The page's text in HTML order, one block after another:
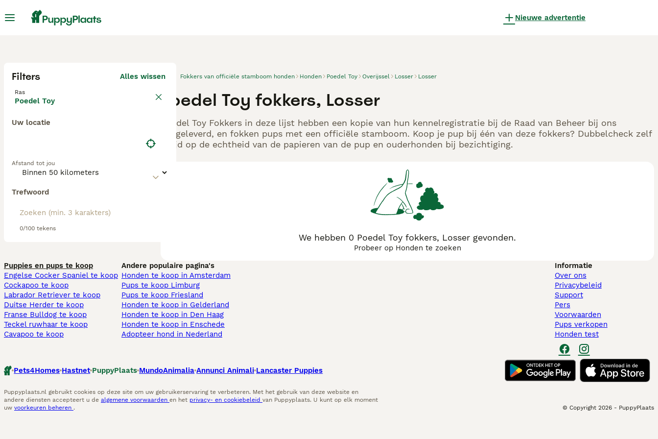
Nieuwe advertentie
Filters Alles wissen
Ras
Poedel Toy
Uw locatie
Afstand tot jou
Trefwoord
0/100 tekens
Fokkers van officiële stamboom honden Honden Poedel Toy Overijssel Losser Losser
Poedel Toy fokkers, Losser
Poedel Toy Fokkers in deze lijst hebben een kopie van hun kennelregistratie bij de Raad van Beheer bij ons
aangeleverd, en fokken pups met een officiële stamboom. Koop je pup bij één van deze fokkers? Dubbelcheck zelf
altijd op de echtheid van de papieren van de pup en ouderhonden bij bezichtiging.
We hebben 0 Poedel Toy fokkers, Losser gevonden.
Probeer op Honden te zoeken
Puppies en pups te koop
Engelse Cocker Spaniel te koop
Cockapoo te koop
Labrador Retriever te koop
Duitse Herder te koop
Franse Bulldog te koop
Teckel ruwhaar te koop
Cavapoo te koop
Andere populaire pagina's
Honden te koop in Amsterdam
Pups te koop Limburg​
Pups te koop Friesland​
Honden te koop in Gelderland
Honden te koop in Den Haag
Honden te koop in Enschede
Adopteer hond in Nederland
Informatie
Over ons
Privacybeleid
Support
Pers
Voorwaarden
Pups verkopen
Honden test
Pets4Homes Hastnet PuppyPlaats MundoAnimalia Annunci Animali Lancaster Puppies
Puppyplaats.nl gebruikt cookies op deze site om uw gebruikerservaring te verbeteren. Met het gebruik van deze website en
andere diensten accepteert u de algemene voorwaarden en het privacy- en cookiebeleid van Puppyplaats. U kunt op elk moment
uw voorkeuren beheren . © Copyright 2026 - PuppyPlaats